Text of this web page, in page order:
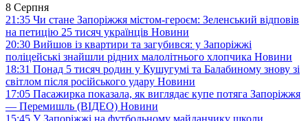
8 Серпня
21:35 Чи стане Запоріжжя містом-героєм: Зеленський відповів
на петицію 25 тисяч українців Новини
20:30 Вийшов із квартири та загубився: у Запоріжжі
поліцейські знайшли рідних малолітнього хлопчика Новини
18:31 Понад 5 тисяч родин у Кушугумі та Балабиному знову зі
світлом після російського удару Новини
17:05 Пасажирка показала, як виглядає купе потяга Запоріжжя
— Перемишль (ВІДЕО) Новини
15:45 У Запоріжжі на футбольному майданчику школи